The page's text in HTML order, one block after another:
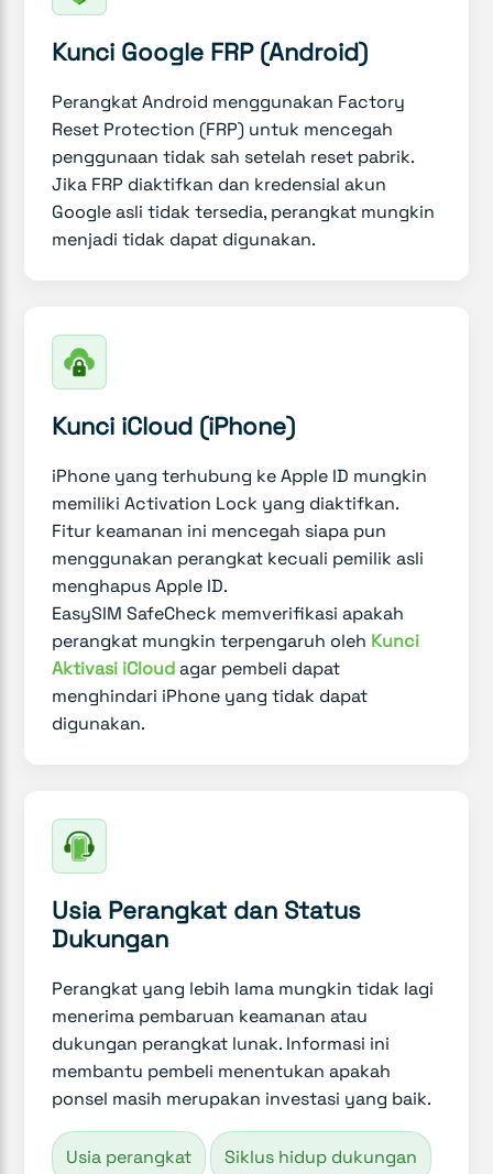
Kunci Google FRP (Android)
Perangkat Android menggunakan Factory
Reset Protection (FRP) untuk mencegah
penggunaan tidak sah setelah reset pabrik.
Jika FRP diaktifkan dan kredensial akun
Google asli tidak tersedia, perangkat mungkin
menjadi tidak dapat digunakan.
Kunci iCloud (iPhone)
iPhone yang terhubung ke Apple ID mungkin
memiliki Activation Lock yang diaktifkan.
Fitur keamanan ini mencegah siapa pun
menggunakan perangkat kecuali pemilik asli
menghapus Apple ID.
EasySIM SafeCheck memverifikasi apakah
perangkat mungkin terpengaruh oleh Kunci
Aktivasi iCloudagar pembeli dapat
menghindari iPhone yang tidak dapat
digunakan.
Usia Perangkat dan Status
Dukungan
Perangkat yang lebih lama mungkin tidak lagi
menerima pembaruan keamanan atau
dukungan perangkat lunak. Informasi ini
membantu pembeli menentukan apakah
ponsel masih merupakan investasi yang baik.
Usia perangkat Siklus hidup dukungan